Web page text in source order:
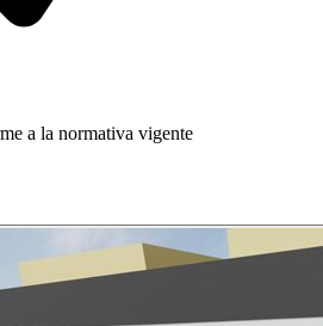
a la normativa vigente